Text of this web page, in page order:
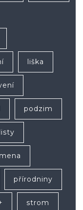
liška
podzim
přírodniny
strom